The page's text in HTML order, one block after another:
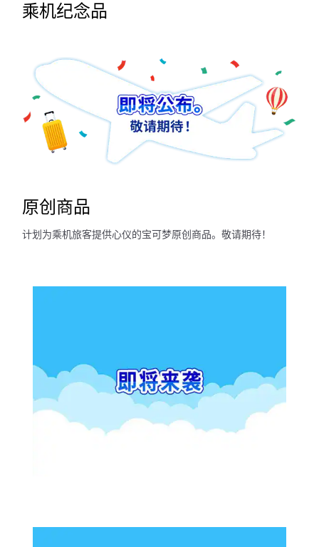
乘机纪念品
原创商品
计划为乘机旅客提供心仪的宝可梦原创商品。敬请期待！